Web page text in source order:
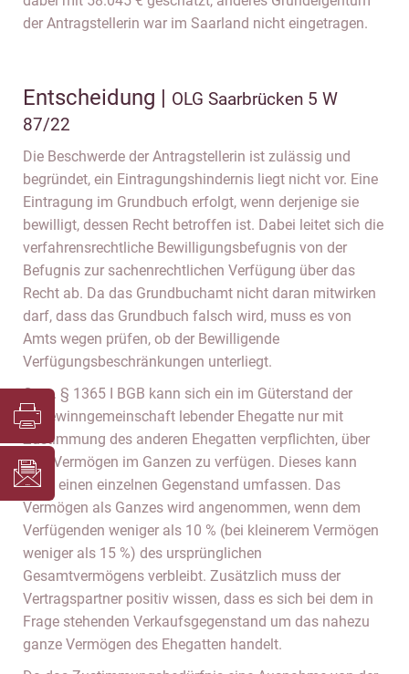
der Antragstellerin war im Saarland nicht eingetragen.
Entscheidung | OLG Saarbrücken 5 W
87/22
Die Beschwerde der Antragstellerin ist zulässig und
begründet, ein Eintragungshindernis liegt nicht vor. Eine
Eintragung im Grundbuch erfolgt, wenn derjenige sie
bewilligt, dessen Recht betroffen ist. Dabei leitet sich die
verfahrensrechtliche Bewilligungsbefugnis von der
Befugnis zur sachenrechtlichen Verfügung über das
Recht ab. Da das Grundbuchamt nicht daran mitwirken
darf, dass das Grundbuch falsch wird, muss es von
Amts wegen prüfen, ob der Bewilligende
Verfügungsbeschränkungen unterliegt.
Gem. § 1365 I BGB kann sich ein im Güterstand der
Zugewinngemeinschaft lebender Ehegatte nur mit
Zustimmung des anderen Ehegatten verpflichten, über
sein Vermögen im Ganzen zu verfügen. Dieses kann
auch einen einzelnen Gegenstand umfassen. Das
Vermögen als Ganzes wird angenommen, wenn dem
Verfügenden weniger als 10 % (bei kleinerem Vermögen
weniger als 15 %) des ursprünglichen
Gesamtvermögens verbleibt. Zusätzlich muss der
Vertragspartner positiv wissen, dass es sich bei dem in
Frage stehenden Verkaufsgegenstand um das nahezu
ganze Vermögen des Ehegatten handelt.